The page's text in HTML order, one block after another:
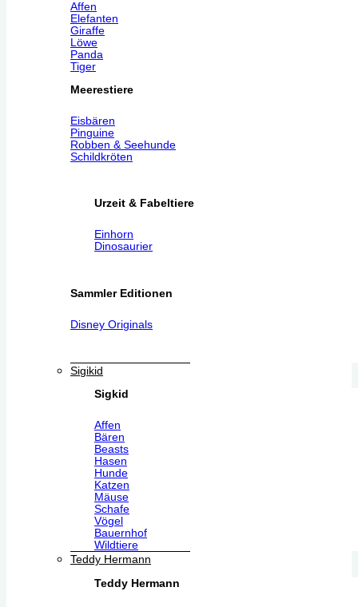
Affen
Elefanten
Giraffe
Löwe
Panda
Tiger
Meerestiere
Eisbären
Pinguine
Robben & Seehunde
Schildkröten
Urzeit & Fabeltiere
Einhorn
Dinosaurier
Sammler Editionen
Disney Originals
Sigikid
Sigkid
Affen
Bären
Beasts
Hasen
Hunde
Katzen
Mäuse
Schafe
Vögel
Bauernhof
Wildtiere
Teddy Hermann
Teddy Hermann